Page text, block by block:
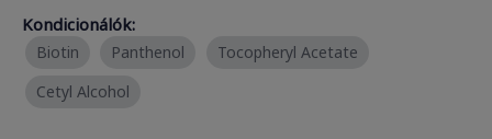
Kondicionálók:
Biotin Panthenol
Tocopheryl Acetate
Cetyl Alcohol